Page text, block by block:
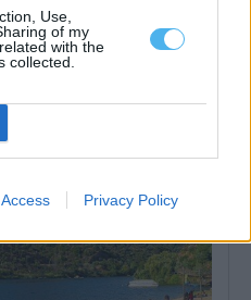
Use,
of my
with the
collected.
Privacy Policy
vai abrir ao público pela